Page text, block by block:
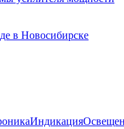
в Новосибирске
Индикация